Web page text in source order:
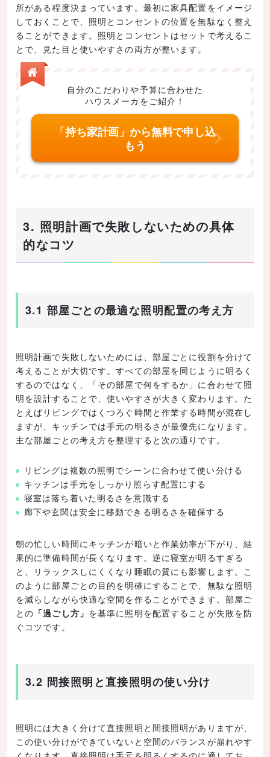
所がある程度決まっています。最初に家具配置をイメージ
しておくことで、照明とコンセントの位置を無駄なく整え
ることができます。照明とコンセントはセットで考えるこ
とで、見た目と使いやすさの両方が整います。
自分のこだわりや予算に合わせた
ハウスメーカをご紹介！
「持ち家計画」から無料で申し込
もう
3. 照明計画で失敗しないための具体
的なコツ
3.1 部屋ごとの最適な照明配置の考え方
照明計画で失敗しないためには、部屋ごとに役割を分けて
考えることが大切です。すべての部屋を同じように明るく
するのではなく、「その部屋で何をするか」に合わせて照
明を設計することで、使いやすさが大きく変わります。た
とえばリビングではくつろぐ時間と作業する時間が混在し
ますが、キッチンでは手元の明るさが最優先になります。
主な部屋ごとの考え方を整理すると次の通りです。
リビングは複数の照明でシーンに合わせて使い分ける
キッチンは手元をしっかり照らす配置にする
寝室は落ち着いた明るさを意識する
廊下や玄関は安全に移動できる明るさを確保する
朝の忙しい時間にキッチンが暗いと作業効率が下がり、結
果的に準備時間が長くなります。逆に寝室が明るすぎる
と、リラックスしにくくなり睡眠の質にも影響します。こ
のように部屋ごとの目的を明確にすることで、無駄な照明
を減らしながら快適な空間を作ることができます。部屋ご
との 「過ごし方」 を基準に照明を配置することが失敗を防
ぐコツです。
3.2 間接照明と直接照明の使い分け
照明には大きく分けて直接照明と間接照明がありますが、
この使い分けができていないと空間のバランスが崩れやす